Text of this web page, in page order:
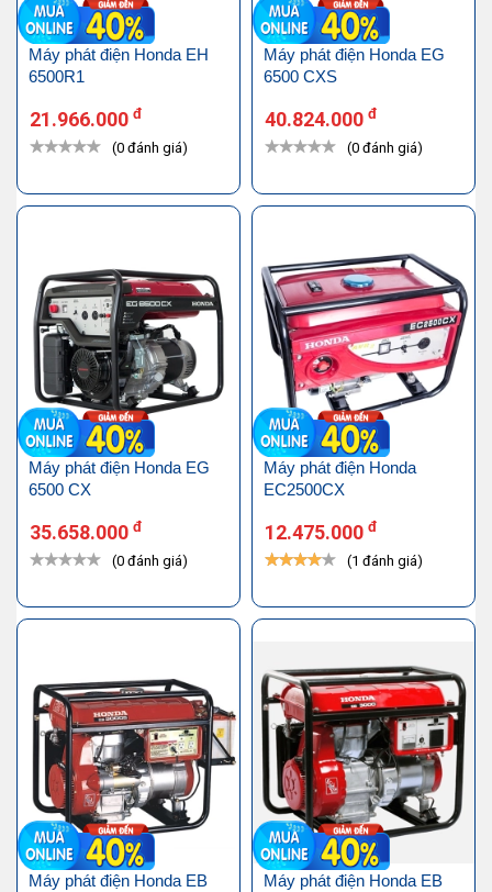
Máy phát điện Honda EH
6500R1
21.966.000 đ
(0 đánh giá)
Máy phát điện Honda EG
6500 CXS
40.824.000 đ
(0 đánh giá)
Máy phát điện Honda EG
6500 CX
35.658.000 đ
(0 đánh giá)
Máy phát điện Honda
EC2500CX
12.475.000 đ
(1 đánh giá)
Máy phát điện Honda EB Máy phát điện Honda EB